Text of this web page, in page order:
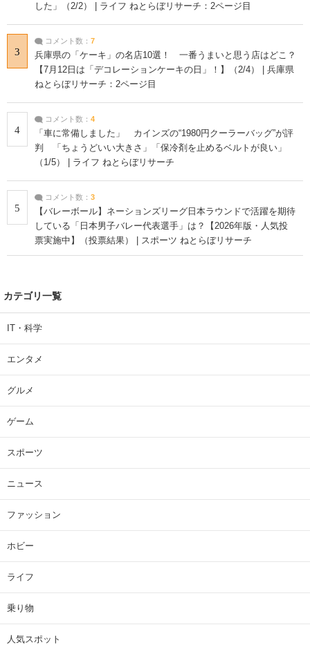
した」（2/2） | ライフ ねとらぼリサーチ：2ページ目
3
コメント数： 7
兵庫県の「ケーキ」の名店10選！ 一番うまいと思う店はどこ？
【7月12日は「デコレーションケーキの日」！】（2/4） | 兵庫県
ねとらぼリサーチ：2ページ目
4
コメント数： 4
「車に常備しました」 カインズの“1980円クーラーバッグ”が評
判 「ちょうどいい大きさ」「保冷剤を止めるベルトが良い」
（1/5） | ライフ ねとらぼリサーチ
5
コメント数： 3
【バレーボール】ネーションズリーグ日本ラウンドで活躍を期待
している「日本男子バレー代表選手」は？【2026年版・人気投
票実施中】（投票結果） | スポーツ ねとらぼリサーチ
カテゴリ一覧
IT・科学
エンタメ
グルメ
ゲーム
スポーツ
ニュース
ファッション
ホビー
ライフ
乗り物
人気スポット